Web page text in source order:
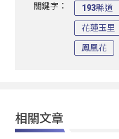
關鍵字： 193縣道
花蓮玉里
鳳凰花
相關文章